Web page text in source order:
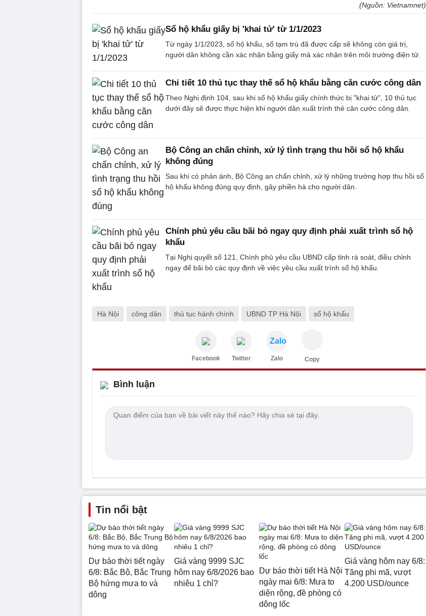
(Nguồn: Vietnamnet)
Sổ hộ khẩu giấy bị 'khai tử' từ 1/1/2023
Từ ngày 1/1/2023, sổ hộ khẩu, sổ tạm trú đã được cấp sẽ không còn giá trị,
người dân không cần xác nhận bằng giấy mà xác nhận trên môi trường điện tử.
Chi tiết 10 thủ tục thay thế sổ hộ khẩu bằng căn cước công dân
Theo Nghị định 104, sau khi sổ hộ khẩu giấy chính thức bị "khai tử", 10 thủ tục
dưới đây sẽ được thực hiện khi người dân xuất trình thẻ căn cước công dân.
Bộ Công an chấn chỉnh, xử lý tình trạng thu hồi sổ hộ khẩu
không đúng
Sau khi có phản ánh, Bộ Công an chấn chỉnh, xử lý những trường hợp thu hồi sổ
hộ khẩu không đúng quy định, gây phiền hà cho người dân.
Chính phủ yêu cầu bãi bỏ ngay quy định phải xuất trình sổ hộ
khẩu
Tại Nghị quyết số 121, Chính phủ yêu cầu UBND cấp tỉnh rà soát, điều chỉnh
ngay để bãi bỏ các quy định về việc yêu cầu xuất trình sổ hộ khẩu.
Hà Nội công dân thủ tục hành chính UBND TP Hà Nội sổ hộ khẩu
Facebook Twitter
Zalo
Zalo Copy
Bình luận
Tin nổi bật
Dự báo thời tiết ngày
6/8: Bắc Bộ, Bắc Trung
Bộ hứng mưa to và
dông
Giá vàng 9999 SJC
hôm nay 6/8/2026 bao
nhiêu 1 chỉ?
Dự báo thời tiết Hà Nội
ngày mai 6/8: Mưa to
diện rộng, đề phòng có
dông lốc
Giá vàng hôm nay 6/8:
Tăng phi mã, vượt
4.200 USD/ounce